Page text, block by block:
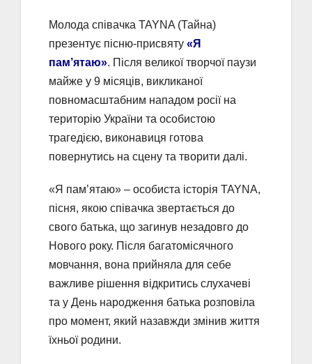
Молода співачка TAYNA (Тайна)
презентує пісню-присвяту «Я
пам’ятаю». Після великої творчої паузи
майже у 9 місяців, викликаної
повномасштабним нападом росії на
територію України та особистою
трагедією, виконавиця готова
повернутись на сцену та творити далі.
«Я пам’ятаю» – особиста історія TAYNA,
пісня, якою співачка звертається до
свого батька, що загинув незадовго до
Нового року. Після багатомісячного
мовчання, вона прийняла для себе
важливе рішення відкритись слухачеві
та у День народження батька розповіла
про момент, який назавжди змінив життя
їхньої родини.